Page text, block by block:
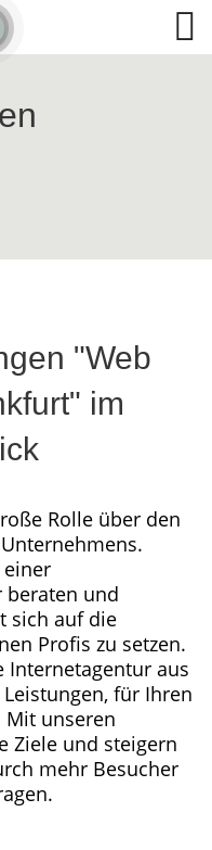
Synthesis
"Web
im
Rolle über den
einer
beraten und
sich auf die
Profis zu setzen.
Internetagentur aus
für Ihren
Mit unseren
Ziele und steigern
mehr Besucher